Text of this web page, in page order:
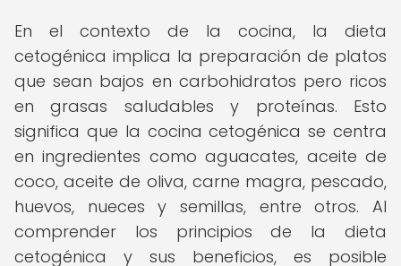
En el contexto de la cocina, la dieta
cetogénica implica la preparación de platos
que sean bajos en carbohidratos pero ricos
en grasas saludables y proteínas. Esto
significa que la cocina cetogénica se centra
en ingredientes como aguacates, aceite de
coco, aceite de oliva, carne magra, pescado,
huevos, nueces y semillas, entre otros. Al
comprender los principios de la dieta
cetogénica y sus beneficios, es posible